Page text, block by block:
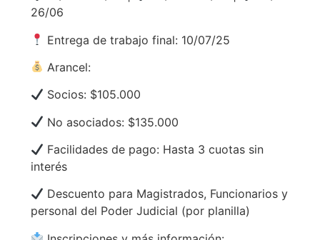
26/06
Entrega de trabajo final: 10/07/25
Arancel:
Socios: $105.000
No asociados: $135.000
Facilidades de pago: Hasta 3 cuotas sin
interés
Descuento para Magistrados, Funcionarios y
personal del Poder Judicial (por planilla)